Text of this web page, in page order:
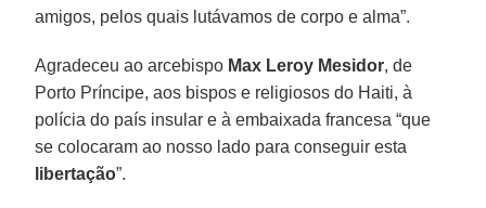
amigos, pelos quais lutávamos de corpo e alma”.
Agradeceu ao arcebispo Max Leroy Mesidor, de
Porto Príncipe, aos bispos e religiosos do Haiti, à
polícia do país insular e à embaixada francesa “que
se colocaram ao nosso lado para conseguir esta
libertação”.